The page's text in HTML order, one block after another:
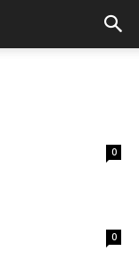
0
0